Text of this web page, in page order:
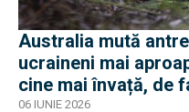
Australia mută
ucraineni mai
cine mai învață, de
06 IUNIE 2026